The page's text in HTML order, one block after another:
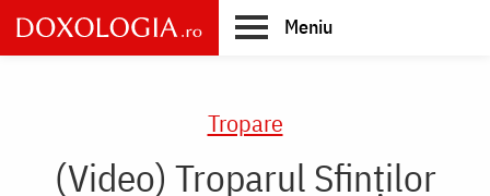
Skip
to
main
Meniu
Tropare
(Video) Troparul Sfinților